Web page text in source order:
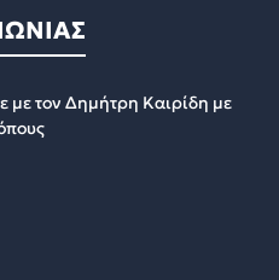
με τον Δημήτρη Καιρίδη με